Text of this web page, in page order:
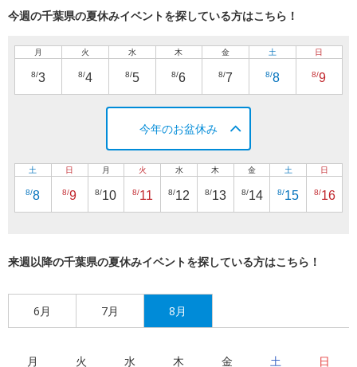
今週の千葉県の夏休みイベントを探している方はこちら！
月
8/3
火
8/4
水
8/5
木
8/6
金
8/7
土
8/8
日
8/9
今年のお盆休み
土
8/8
日
8/9
月
8/10
火
8/11
水
8/12
木
8/13
金
8/14
土
8/15
日
8/16
来週以降の千葉県の夏休みイベントを探している方はこちら！
6月 7月 8月
月 火 水 木 金 土 日